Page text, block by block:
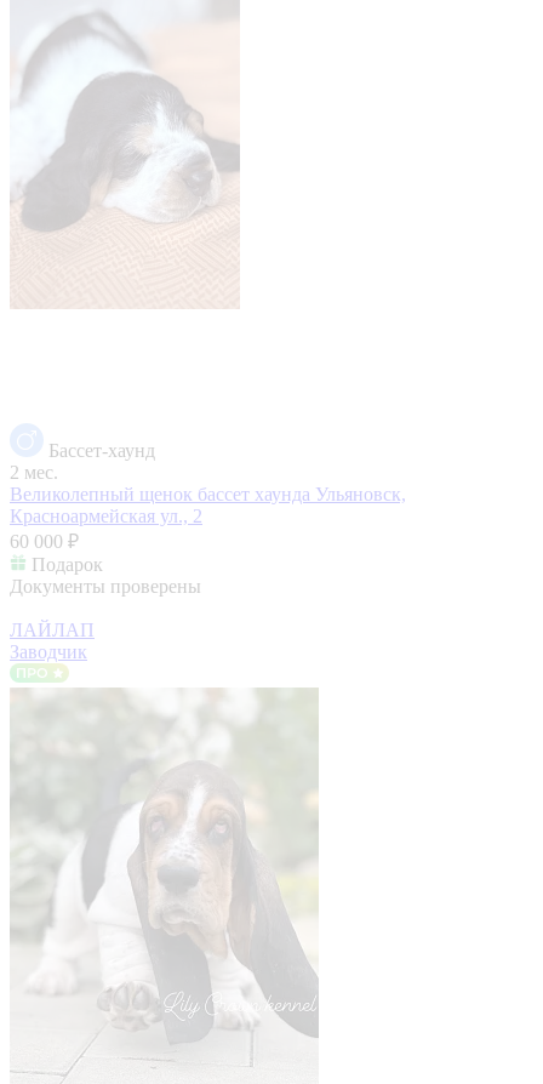
Бассет-хаунд
2 мес.
Великолепный щенок бассет хаунда Ульяновск,
Красноармейская ул., 2
60 000 ₽
Подарок
Документы проверены
ЛАЙЛАП
Заводчик